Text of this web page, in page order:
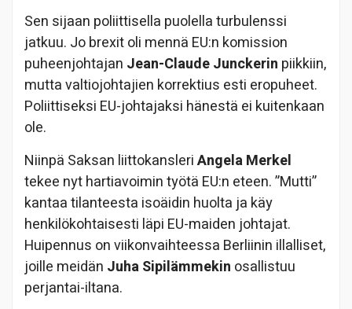
Sen sijaan poliittisella puolella turbulenssi
jatkuu. Jo brexit oli mennä EU:n komission
puheenjohtajan Jean-Claude Junckerin piikkiin,
mutta valtiojohtajien korrektius esti eropuheet.
Poliittiseksi EU-johtajaksi hänestä ei kuitenkaan
ole.
Niinpä Saksan liittokansleriAngela Merkel
tekee nyt hartiavoimin työtä EU:n eteen. ”Mutti”
kantaa tilanteesta isoäidin huolta ja käy
henkilökohtaisesti läpi EU-maiden johtajat.
Huipennus on viikonvaihteessa Berliinin illalliset,
joille meidän Juha Sipilämmekin osallistuu
perjantai-iltana.